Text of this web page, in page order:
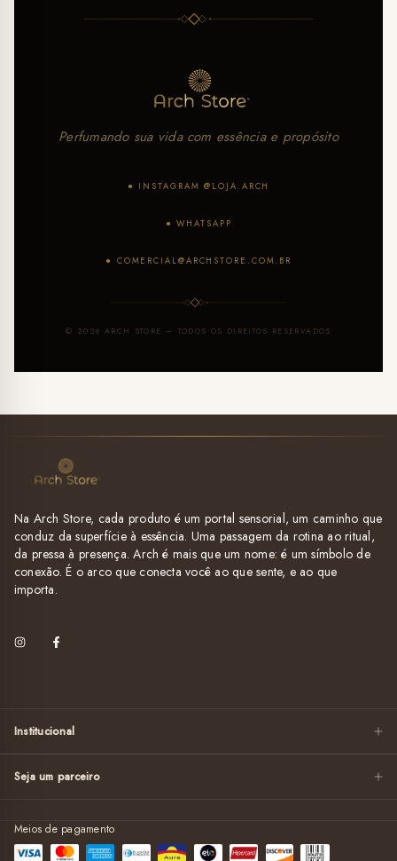
Perfumando sua vida com essência e propósito
● INSTAGRAM @LOJA.ARCH
● WHATSAPP
● COMERCIAL@ARCHSTORE.COM.BR
© 2026 ARCH STORE — TODOS OS DIREITOS RESERVADOS
Na Arch Store, cada produto é um portal sensorial, um caminho que
conduz da superfície à essência. Uma passagem da rotina ao ritual,
da pressa à presença. Arch é mais que um nome: é um símbolo de
conexão. É o arco que conecta você ao que sente, e ao que
importa.
Institucional
Seja um parceiro
Meios de pagamento